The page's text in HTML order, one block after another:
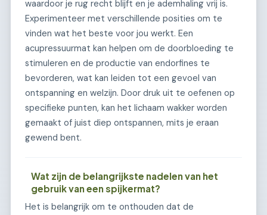
waardoor je rug recht blijft en je ademhaling vrij is.
Experimenteer met verschillende posities om te
vinden wat het beste voor jou werkt. Een
acupressuurmat kan helpen om de doorbloeding te
stimuleren en de productie van endorfines te
bevorderen, wat kan leiden tot een gevoel van
ontspanning en welzijn. Door druk uit te oefenen op
specifieke punten, kan het lichaam wakker worden
gemaakt of juist diep ontspannen, mits je eraan
gewend bent.
Wat zijn de belangrijkste nadelen van het
gebruik van een spijkermat?
Het is belangrijk om te onthouden dat de